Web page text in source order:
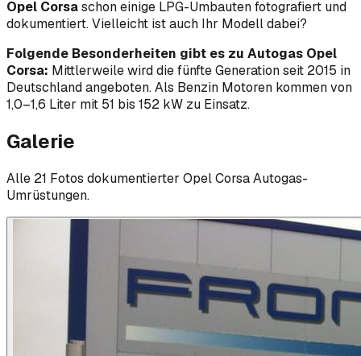
Opel Corsaschon einige LPG-Umbauten fotografiert und
dokumentiert. Vielleicht ist auch Ihr Modell dabei?
Folgende Besonderheiten gibt es zu Autogas Opel
Corsa: Mittlerweile wird die fünfte Generation seit 2015 in
Deutschland angeboten. Als Benzin Motoren kommen von
1,0–1,6 Liter mit 51 bis 152 kW zu Einsatz.
Galerie
Alle 21 Fotos dokumentierter OpelCorsaAutogas-
Umrüstungen.